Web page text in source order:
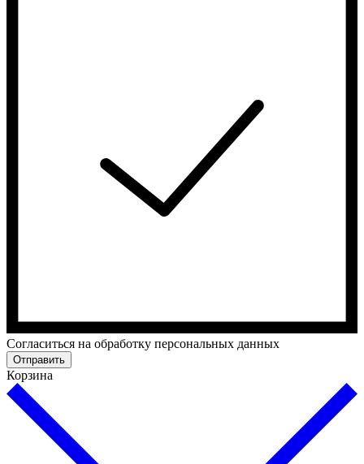
Cогласиться на обработку персональных данных
Отправить
Корзина